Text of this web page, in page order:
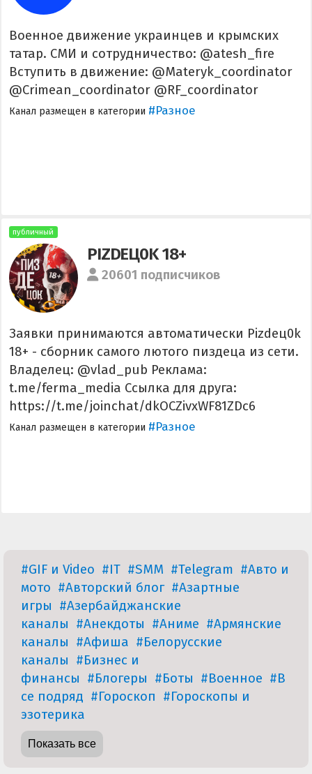
Военное движение украинцев и крымских
татар. СМИ и сотрудничество: @atesh_fire
Вступить в движение: @Materyk_coordinator
@Crimean_coordinator @RF_coordinator
Канал размещен в категории #Разное
публичный
PIZDEЦ0K 18+
20601 подписчиков
Заявки принимаются автоматически Pizdeц0k
18+ - сборник самого лютого пиздеца из сети.
Владелец: @vlad_pub Реклама:
t.me/ferma_media Ссылка для друга:
https://t.me/joinchat/dkOCZivxWF81ZDc6
Канал размещен в категории #Разное
#GIF и Video #IT #SMM #Telegram #Авто и
мото #Авторский блог #Азартные
игры #Азербайджанские
каналы #Анекдоты #Аниме #Армянские
каналы #Афиша #Белорусские
каналы #Бизнес и
финансы #Блогеры #Боты #Военное #В
се подряд #Гороскоп #Гороскопы и
эзотерика
Показать все